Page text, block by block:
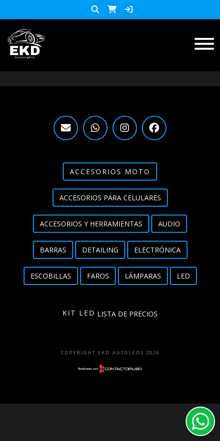
ACCESORIOS MOTO
Accesorios y herramientas
Audio
Barras
Detailing
Electrónica
Escobillas
Lista de PreciosACCESORIOS MOTO
ACCESORIOS PARA CELULARES
ACCESORIOS Y HERRAMIENTAS AUDIO
BARRAS DETAILING ELECTRÓNICA
ESCOBILLAS FAROS LÁMPARAS LED
KIT LED LISTA DE PRECIOS
COPYRIGHT EKD AUTOLEDS 2026